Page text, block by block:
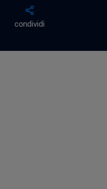
condividi